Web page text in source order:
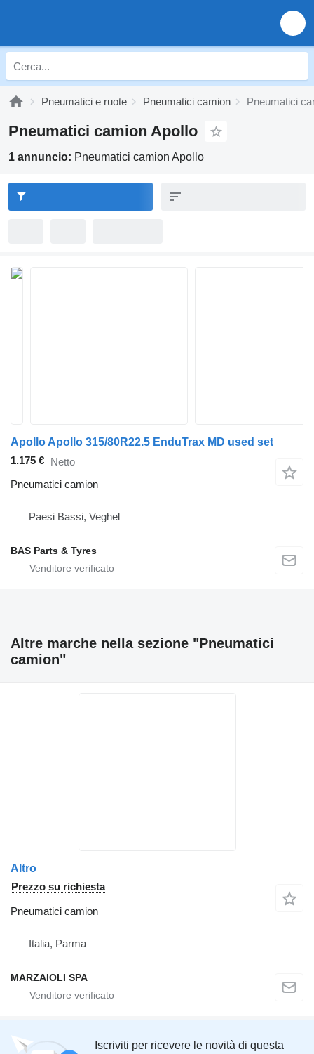
Pneumatici e ruote Pneumatici camion Pneumatici
Pneumatici camion Apollo
1 annuncio: Pneumatici camion Apollo
Apollo Apollo 315/80R22.5 EnduTrax MD used set
1.175 € Netto
Pneumatici camion
Paesi Bassi, Veghel
BAS Parts & Tyres
Altre marche nella sezione "Pneumatici
camion"
Altro
Prezzo su richiesta
Pneumatici camion
Italia, Parma
MARZAIOLI SPA
Iscriviti per ricevere le novità di questa